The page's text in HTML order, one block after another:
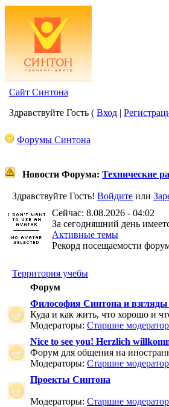
Сайт Синтона
Здравствуйте Гость ( Вход |
Форумы Синтона
Новости Форума: Технические
Здравствуйте Гость! Войдите или
Сейчас: 8.08.2026 - 04:02
За сегодняшний день
Активные темы
Рекорд посещаемости
Территория учебы
Форум
Философия Синтона и
Куда и как жить, что хорошо и
Модераторы: Старшие
Nice to see you! Herzlich
Форум для общения на
Модераторы: Старшие
Проекты Синтона
Модераторы: Старшие